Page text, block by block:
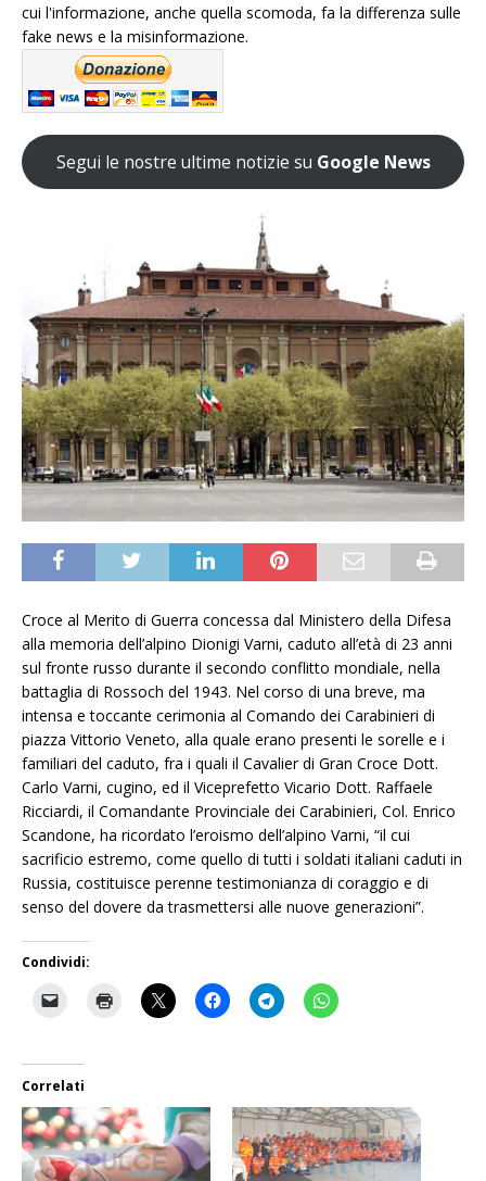
cui l'informazione, anche quella scomoda, fa la differenza sulle
fake news e la misinformazione.
Segui le nostre ultime notizie su Google News
Croce al Merito di Guerra concessa dal Ministero della Difesa
alla memoria dell’alpino Dionigi Varni, caduto all’età di 23 anni
sul fronte russo durante il secondo conflitto mondiale, nella
battaglia di Rossoch del 1943. Nel corso di una breve, ma
intensa e toccante cerimonia al Comando dei Carabinieri di
piazza Vittorio Veneto, alla quale erano presenti le sorelle e i
familiari del caduto, fra i quali il Cavalier di Gran Croce Dott.
Carlo Varni, cugino, ed il Viceprefetto Vicario Dott. Raffaele
Ricciardi, il Comandante Provinciale dei Carabinieri, Col. Enrico
Scandone, ha ricordato l’eroismo dell’alpino Varni, “il cui
sacrificio estremo, come quello di tutti i soldati italiani caduti in
Russia, costituisce perenne testimonianza di coraggio e di
senso del dovere da trasmettersi alle nuove generazioni”.
Condividi:
Correlati